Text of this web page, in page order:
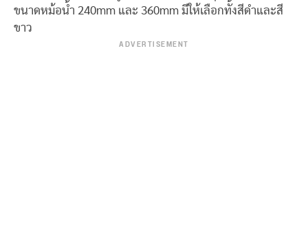
ขนาดหม้อน้ำ 240mm และ 360mm มีให้เลือกทั้งสีดำและสี
ขาว
ADVERTISEMENT